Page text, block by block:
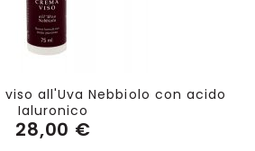
all'Uva Nebbiolo con acido
Ialuronico
28,00 €